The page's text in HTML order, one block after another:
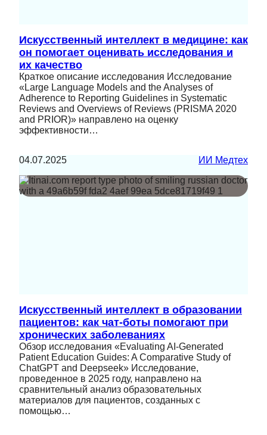
Искусственный интеллект в медицине: как
он помогает оценивать исследования и
их качество
Краткое описание исследования Исследование
«Large Language Models and the Analyses of
Adherence to Reporting Guidelines in Systematic
Reviews and Overviews of Reviews (PRISMA 2020
and PRIOR)» направлено на оценку
эффективности…
04.07.2025 ИИ Медтех
Искусственный интеллект в образовании
пациентов: как чат-боты помогают при
хронических заболеваниях
Обзор исследования «Evaluating AI-Generated
Patient Education Guides: A Comparative Study of
ChatGPT and Deepseek» Исследование,
проведенное в 2025 году, направлено на
сравнительный анализ образовательных
материалов для пациентов, созданных с
помощью…